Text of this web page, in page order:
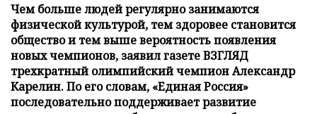
Чем больше людей регулярно занимаются
физической культурой, тем здоровее становится
общество и тем выше вероятность появления
новых чемпионов, заявил газете ВЗГЛЯД
трехкратный олимпийский чемпион Александр
Карелин. По его словам, «Единая Россия»
последовательно поддерживает развитие